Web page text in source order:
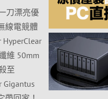
刀漂亮優
線電競體
維 50mm
至